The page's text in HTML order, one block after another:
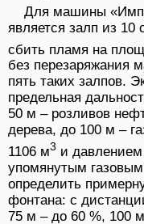
Для машины
является залп из
сбить пламя на
без перезаряжания
пять таких залпов.
предельная
50 м – розливов
дерева, до 100 м –
1106 м3 и
упомянутым
определить
фонтана: с
75 м – до 60 %, 100